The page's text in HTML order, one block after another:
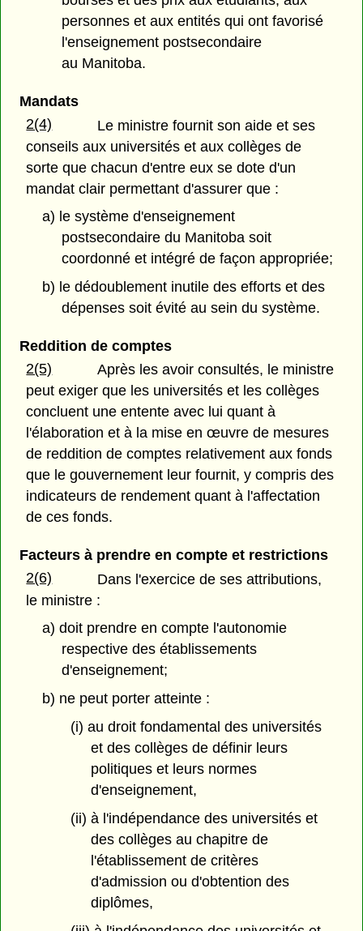
personnes et aux entités qui ont favorisé
l'enseignement postsecondaire
au Manitoba.
Mandats
2(4)
Le ministre fournit son aide et ses
conseils aux universités et aux collèges de
sorte que chacun d'entre eux se dote d'un
mandat clair permettant d'assurer que :
a) le système d'enseignement
postsecondaire du Manitoba soit
coordonné et intégré de façon appropriée;
b) le dédoublement inutile des efforts et des
dépenses soit évité au sein du système.
Reddition de comptes
2(5)
Après les avoir consultés, le ministre
peut exiger que les universités et les collèges
concluent une entente avec lui quant à
l'élaboration et à la mise en œuvre de mesures
de reddition de comptes relativement aux fonds
que le gouvernement leur fournit, y compris des
indicateurs de rendement quant à l'affectation
de ces fonds.
Facteurs à prendre en compte et restrictions
2(6)
Dans l'exercice de ses attributions,
le ministre :
a) doit prendre en compte l'autonomie
respective des établissements
d'enseignement;
b) ne peut porter atteinte :
(i) au droit fondamental des universités
et des collèges de définir leurs
politiques et leurs normes
d'enseignement,
(ii) à l'indépendance des universités et
des collèges au chapitre de
l'établissement de critères
d'admission ou d'obtention des
diplômes,